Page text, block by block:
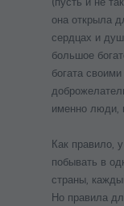
она открыла
сердцах и
большое
богата
именно люди,
Как правило,
побывать в
страны,
Но правила